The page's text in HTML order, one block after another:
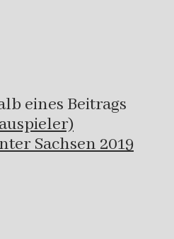
eines Beitrags
Sachsen 2019